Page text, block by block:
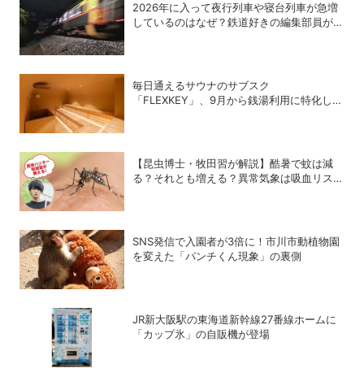
2026年に入って夜行列車や寝台列車が急増
しているのはなぜ？鉄道好きの編集部員が解
毎日通えるサウナのサブスク
「FLEXKEY」、9月から銭湯利用に特化した
【昆虫博士・牧田習が解説】酷暑で蚊は減
る？それとも増える？異常気象は吸血リスク
SNS発信で入園者が3倍に！市川市動植物園
を変えた「パンチくん現象」の裏側
JR新大阪駅の東海道新幹線27番線ホームに
「カップ氷」の自販機が登場